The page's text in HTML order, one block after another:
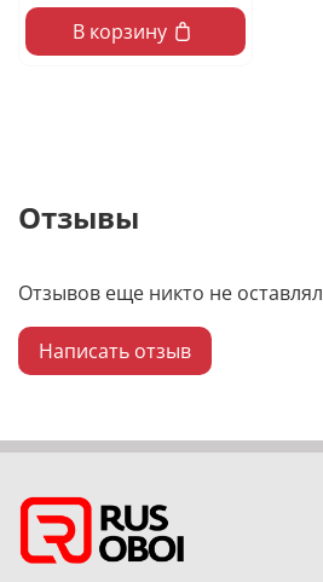
В корзину
Отзывы
Отзывов еще никто не оставлял
Написать отзыв